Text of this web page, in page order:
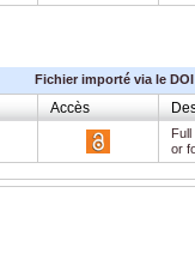
Fichier importé via le DOI
Accès
or